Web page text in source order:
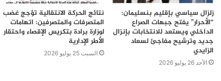
زلزال سياسي بإقليم بنسليمان:
“الأحرار” يفتح جبهات الصراع
الداخلي ويستعد للانتخابات بإنزال
جديد وترشيح مفاجئ لسعاد
الزايدي
الأحد 26 يوليو 2026
نتائج الحركة الانتقالية تؤجج غضب
المتصرفات والمتصرفين: اتهامات
لوزارة برادة بتكريس الإقصاء واحتقار
الأطر الإدارية
السبت 25 يوليو 2026